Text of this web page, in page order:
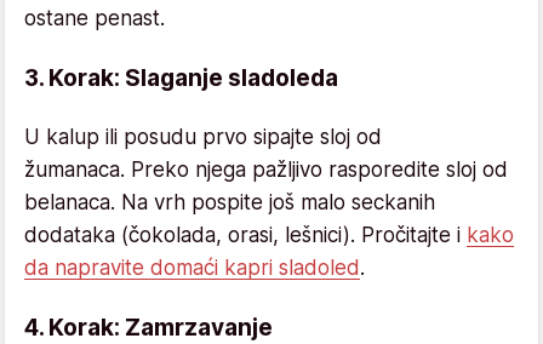
ostane penast.
3. Korak: Slaganje sladoleda
U kalup ili posudu prvo sipajte sloj od
žumanaca. Preko njega pažljivo rasporedite sloj od
belanaca. Na vrh pospite još malo seckanih
dodataka (čokolada, orasi, lešnici). Pročitajte i kako
da napravite domaći kapri sladoled .
4. Korak: Zamrzavanje